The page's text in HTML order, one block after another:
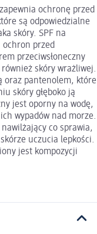
ochronę przed
są odpowiedzialne
skóry. SPF na
ochron przed
przeciwsłoneczny
skóry wrażliwej.
oraz pantenolem, które
skóry głęboko ją
jest oporny na wodę,
wypadów nad morze.
co sprawia,
uczucia lepkości.
jest kompozycji